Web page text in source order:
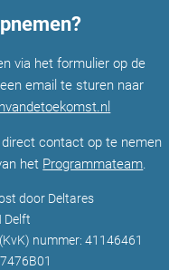
via het formulier op de
email te sturen naar
contact op te nemen
het Programmateam.
door Deltares
Delft
nummer: 41146461